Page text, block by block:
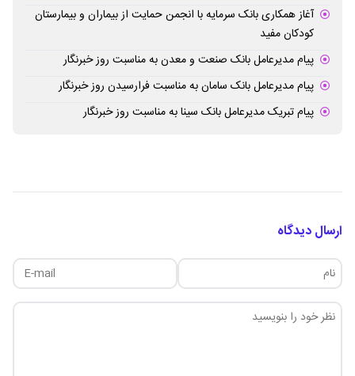
آغاز همکاری بانک سرمایه با انجمن حمایت از بیماران و بیمارستان
کودکان مفید
پیام مدیرعامل بانک صنعت و معدن به مناسبت روز خبرنگار
پیام مدیرعامل بانک سامان به مناسبت فرارسیدن روز خبرنگار
پیام تبریک مدیرعامل بانک سینا به مناسبت روز خبرنگار
ارسال دیدگاه